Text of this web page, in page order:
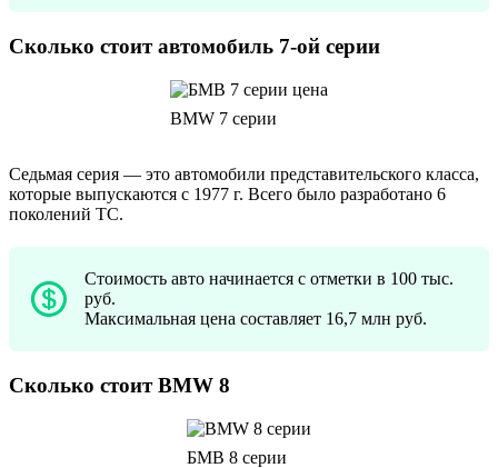
Сколько стоит автомобиль 7-ой серии
BMW 7 серии
Седьмая серия — это автомобили представительского класса,
которые выпускаются с 1977 г. Всего было разработано 6
поколений ТС.
Стоимость авто начинается с отметки в 100 тыс.
руб.
Максимальная цена составляет 16,7 млн руб.
Сколько стоит BMW 8
БМВ 8 серии